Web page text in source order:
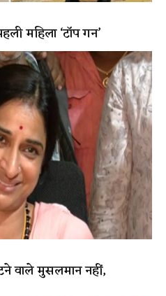
महिला ‘टॉप गन’
वाले मुसलमान नहीं,